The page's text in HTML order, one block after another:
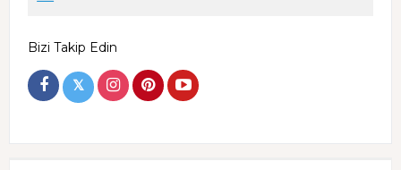
Bizi Takip Edin
𝕏